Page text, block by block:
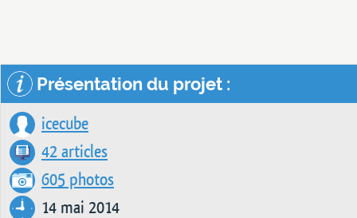
Présentation du projet :
icecube
42 articles
605 photos
14 mai 2014